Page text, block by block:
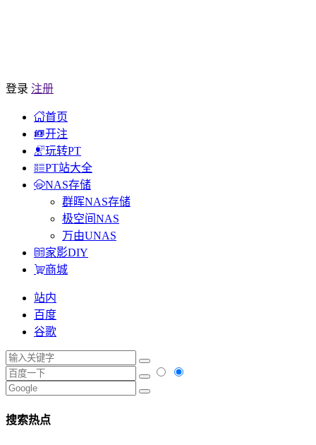
登录 注册
首页
开注
玩转PT
PT站大全
NAS存储
群晖NAS存储
极空间NAS
万由UNAS
家影DIY
商城
站内
百度
谷歌
搜索热点